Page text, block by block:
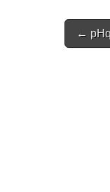
Post
←